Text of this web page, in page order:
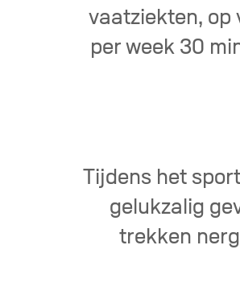
vaatziekten,
per week 30
Tijdens het
gelukzalig
trekken